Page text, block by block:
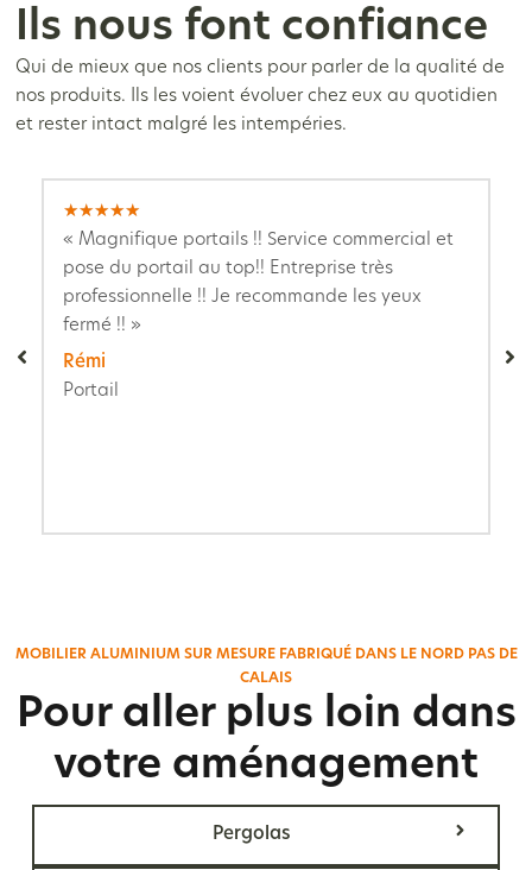
Ils nous font confiance
Qui de mieux que nos clients pour parler de la qualité de
nos produits. Ils les voient évoluer chez eux au quotidien
et rester intact malgré les intempéries.
★★★★★
« Magnifique portails !! Service commercial et
pose du portail au top!! Entreprise très
professionnelle !! Je recommande les yeux
fermé !! »
Rémi
Portail
MOBILIER ALUMINIUM SUR MESURE FABRIQUÉ DANS LE NORD PAS DE
CALAIS
Pour aller plus loin dans
votre aménagement
Pergolas